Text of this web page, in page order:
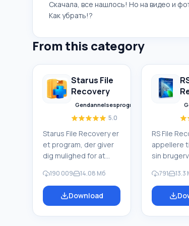
Скачала, все нашлось! Но на видео и
Как убрать!?
From this category
Starus File
Recovery
Gendannelsesprogrammer
5.0
Starus File Recovery er
et program, der giver
dig mulighed for at
data fra forskellige
medier. Med dette
program kan du
190 009 14.08 Мб
Download
RS File
appellere
sin
hurtigt.
791 13.3